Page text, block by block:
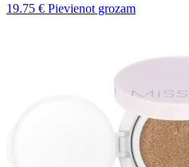
19.75 € Pievienot grozam